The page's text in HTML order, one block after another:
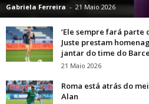
Gabriela Ferreira - 21 Maio 2026
‘Ele sempre fará parte
Juste prestam
jantar do time do
21 Maio 2026
Roma está atrás do
Alan